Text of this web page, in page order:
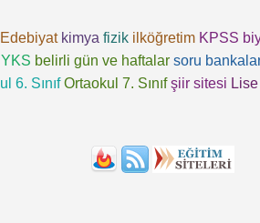
Edebiyat kimya fizik ilköğretim KPSS
YKS belirli gün ve haftalar soru
6. Sınıf Ortaokul 7. Sınıf şiir sitesi Lise